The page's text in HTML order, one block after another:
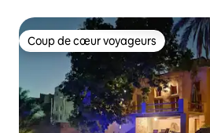
Coup de cœur voyageurs
Coup de cœur voyageurs